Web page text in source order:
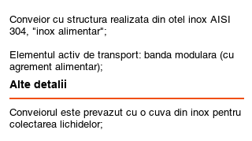
Conveior cu structura realizata din otel inox AISI
304, "inox alimentar";
Elementul activ de transport: banda modulara (cu
agrement alimentar);
Alte detalii
Conveiorul este prevazut cu o cuva din inox pentru
colectarea lichidelor;